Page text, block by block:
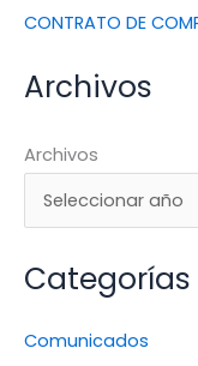
CONTRATO DE
Archivos
Archivos
Categorías
Comunicados